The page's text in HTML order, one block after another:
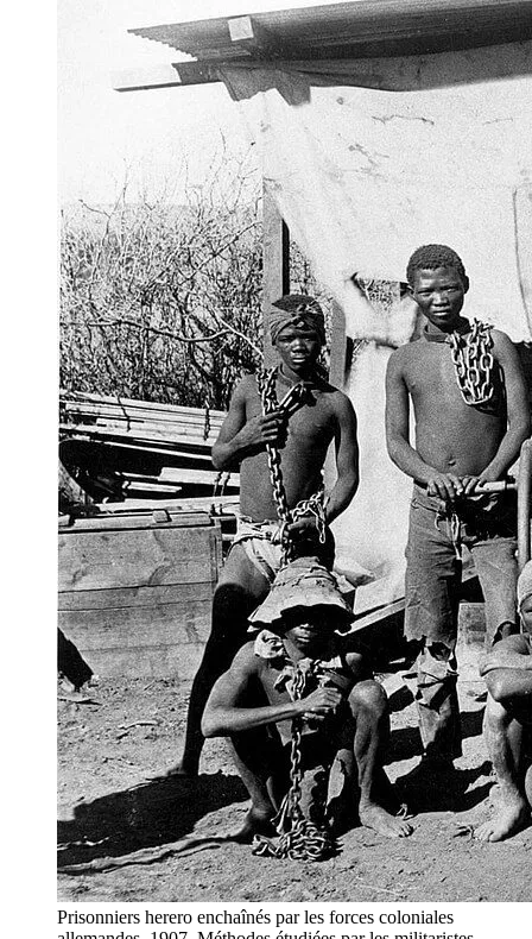
Prisonniers herero enchaînés par les forces coloniales